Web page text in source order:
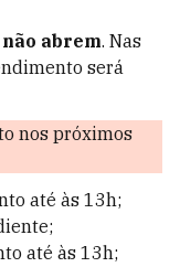
abrem. Nas
será
nos próximos
até às 13h;
até às 13h;